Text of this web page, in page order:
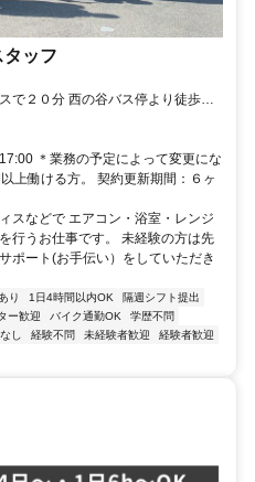
ッフ
で２０分 西の谷バス停より徒歩２
＊業務の予定によって変更にな
上働ける方。 契約更新期間：６ヶ
スなどで エアコン・浴室・レンジ
行うお仕事です。 未経験の方は先
ポート(お手伝い）をしていただき
り 1日4時間以内OK
隔週シフト提出
ー歓迎 バイク通勤OK
学歴不問
し 経験不問 未経験者歓迎
経験者歓迎